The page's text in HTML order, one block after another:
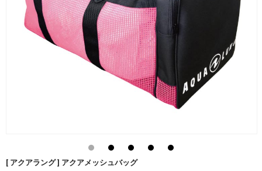
[ アクアラング ] アクアメッシュバッグ